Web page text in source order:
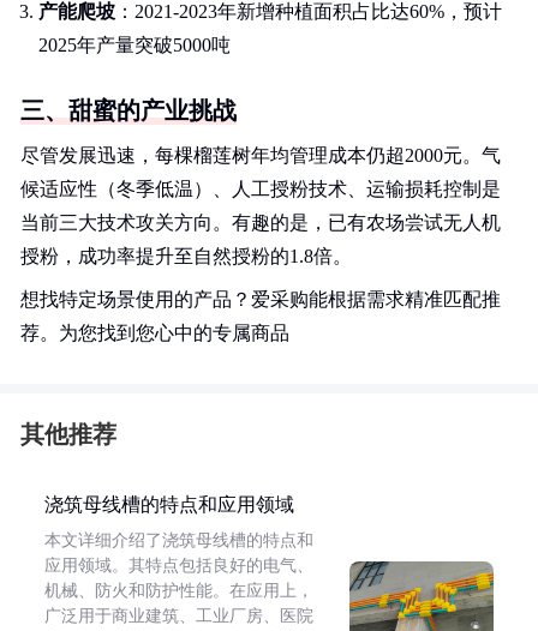
产能爬坡 ：2021-2023年新增种植面积占比达60%，预计
2025年产量突破5000吨
三、甜蜜的产业挑战
尽管发展迅速，每棵榴莲树年均管理成本仍超2000元。气
候适应性（冬季低温）、人工授粉技术、运输损耗控制是
当前三大技术攻关方向。有趣的是，已有农场尝试无人机
授粉，成功率提升至自然授粉的1.8倍。
想找特定场景使用的产品？爱采购能根据需求精准匹配推
荐。为您找到您心中的专属商品
其他推荐
浇筑母线槽的特点和应用领域
本文详细介绍了浇筑母线槽的特点和
应用领域。其特点包括良好的电气、
机械、防火和防护性能。在应用上，
广泛用于商业建筑、工业厂房、医院